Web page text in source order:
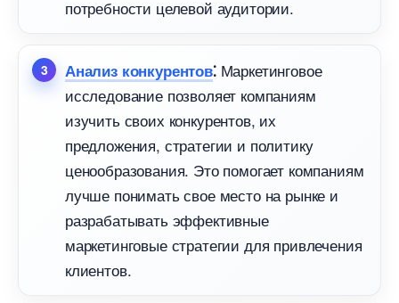
потребности целевой аудитории.​
Анализ конкуренто⁚Маркетинговое
исследование позволяет компаниям
изучить своих конкурентов, их
предложения, стратегии и политику
ценообразования.​ Это помогает компаниям
лучше понимать свое место на рынке и
разрабатывать эффективные
маркетинговые стратегии для привлечения
клиентов.​